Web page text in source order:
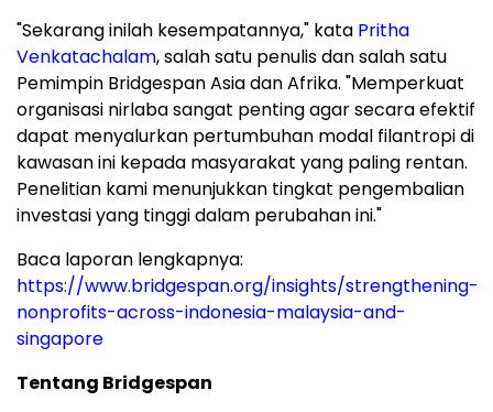
"Sekarang inilah kesempatannya," kata Pritha
Venkatachalam, salah satu penulis dan salah satu
Pemimpin Bridgespan Asia dan Afrika. "Memperkuat
organisasi nirlaba sangat penting agar secara efektif
dapat menyalurkan pertumbuhan modal filantropi di
kawasan ini kepada masyarakat yang paling rentan.
Penelitian kami menunjukkan tingkat pengembalian
investasi yang tinggi dalam perubahan ini."
Baca laporan lengkapnya:
https://www.bridgespan.org/insights/strengthening-
nonprofits-across-indonesia-malaysia-and-
singapore
Tentang Bridgespan